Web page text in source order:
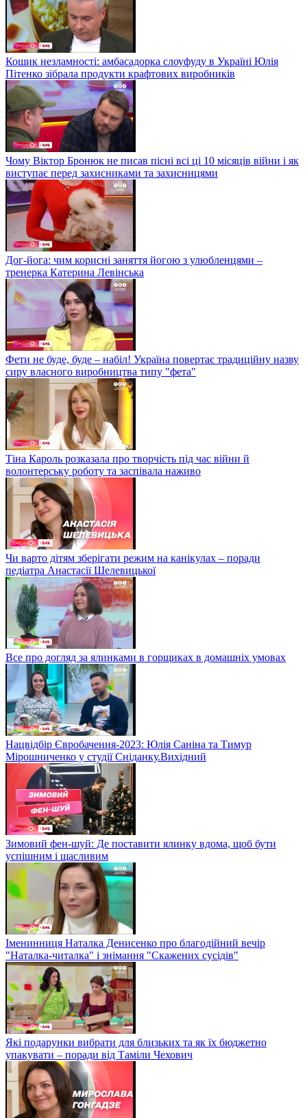
Кошик незламності: амбасадорка слоуфуду в Україні Юлія
Пітенко зібрала продукти крафтових виробників
Чому Віктор Бронюк не писав пісні всі ці 10 місяців війни і як
виступає перед захисниками та захисницями
Дог-йога: чим корисні заняття йогою з улюбленцями –
тренерка Катерина Левінська
Фети не буде, буде – набіл! Україна повертає традиційну назву
сиру власного виробництва типу "фета"
Тіна Кароль розказала про творчість під час війни й
волонтерську роботу та заспівала наживо
Чи варто дітям зберігати режим на канікулах – поради
педіатра Анастасії Шелевицької
Все про догляд за ялинками в горщиках в домашніх умовах
Нацвідбір Євробачення-2023: Юлія Саніна та Тимур
Мірошниченко у студії Сніданку.Вихідний
Зимовий фен-шуй: Де поставити ялинку вдома, щоб бути
успішним і щасливим
Іменинниця Наталка Денисенко про благодійний вечір
"Наталка-читалка" і знімання "Скажених сусідів"
Які подарунки вибрати для близьких та як їх бюджетно
упакувати – поради від Таміли Чехович